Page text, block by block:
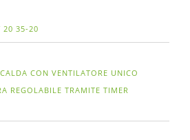
20 35-20
CON VENTILATORE UNICO
REGOLABILE TRAMITE TIMER